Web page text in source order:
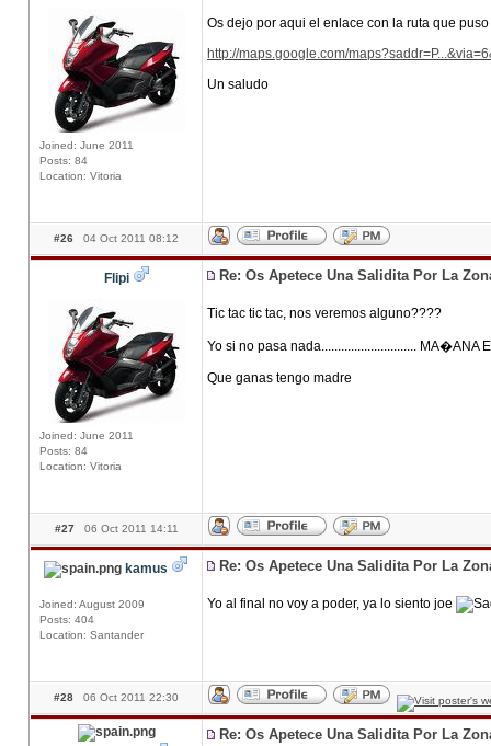
Joined: June 2011
Posts: 84
Location: Vitoria
Os dejo por aqui el enlace con la ruta que
http://maps.google.com/
Un saludo
#26 04 Oct 2011 08:12
Flipi
Joined: June 2011
Posts: 84
Location: Vitoria
Re: Os Apetece Una Salidita Por La
Tic tac tic tac, nos veremos alguno????
Yo si no pasa nada............................. MA�ANA
Que ganas tengo madre
#27 06 Oct 2011 14:11
kamus
Joined: August 2009
Posts: 404
Location: Santander
Re: Os Apetece Una Salidita Por La
Yo al final no voy a poder, ya lo siento joe
#28 06 Oct 2011 22:30
Re: Os Apetece Una Salidita Por La